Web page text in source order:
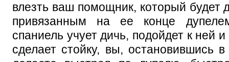
влезть ваш помощник, который будет
привязанным на ее конце
спаниель учует дичь, подойдет к ней
сделает стойку, вы, остановившись